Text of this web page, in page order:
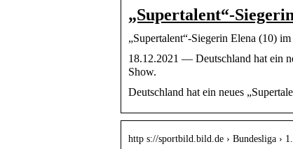
„Supertalent“-
„Supertalent“-Siegerin Elena (10)
18.12.2021 — Deutschland hat ein
Show.
Deutschland hat ein neues
http s://sportbild.bild.de › Bundesliga ›